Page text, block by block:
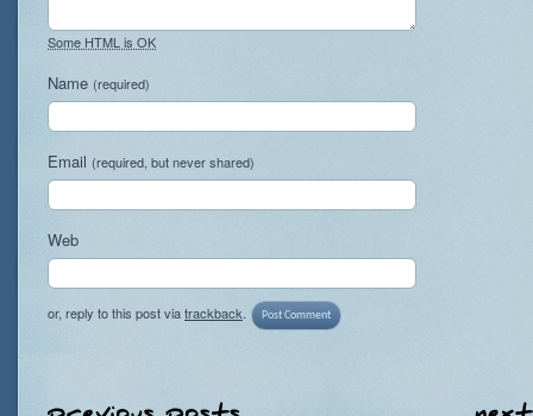
Some HTML is OK
Name (required)
Email (required, but never shared)
Web
or, reply to this post viatrackback